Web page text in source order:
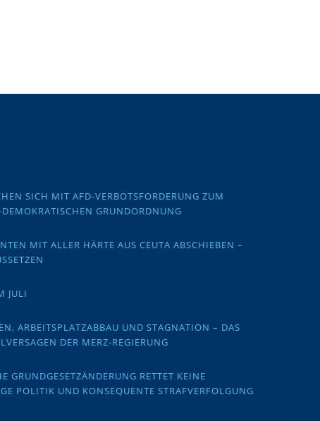
SICH MIT AFD-VERBOTSFORDERUNG ZUM
GRUNDORDNUNG
MIT ALLER HÄRTE AUS CEUTA ABSCHIEBEN –
JULI
ARBEITSPLATZABBAU UND STAGNATION – DAS
DER MERZ-REGIERUNG
GRUNDGESETZÄNDERUNG RETTET KEINE
POLITIK UND KONSEQUENTE STRAFVERFOLGUNG